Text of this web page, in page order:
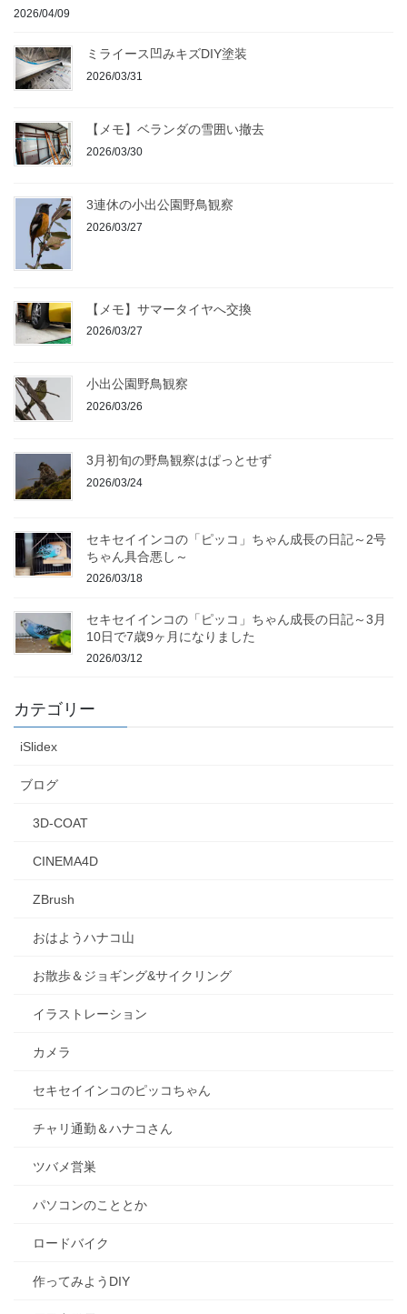
2026/04/09
ミライース凹みキズDIY塗装
2026/03/31
【メモ】ベランダの雪囲い撤去
2026/03/30
3連休の小出公園野鳥観察
2026/03/27
【メモ】サマータイヤへ交換
2026/03/27
小出公園野鳥観察
2026/03/26
3月初旬の野鳥観察はぱっとせず
2026/03/24
セキセイインコの「ピッコ」ちゃん成長の日記～2号
ちゃん具合悪し～
2026/03/18
セキセイインコの「ピッコ」ちゃん成長の日記～3月
10日で7歳9ヶ月になりました
2026/03/12
カテゴリー
iSlidex
ブログ
3D-COAT
CINEMA4D
ZBrush
おはようハナコ山
お散歩＆ジョギング&サイクリング
イラストレーション
カメラ
セキセイインコのピッコちゃん
チャリ通勤＆ハナコさん
ツバメ営巣
パソコンのこととか
ロードバイク
作ってみようDIY